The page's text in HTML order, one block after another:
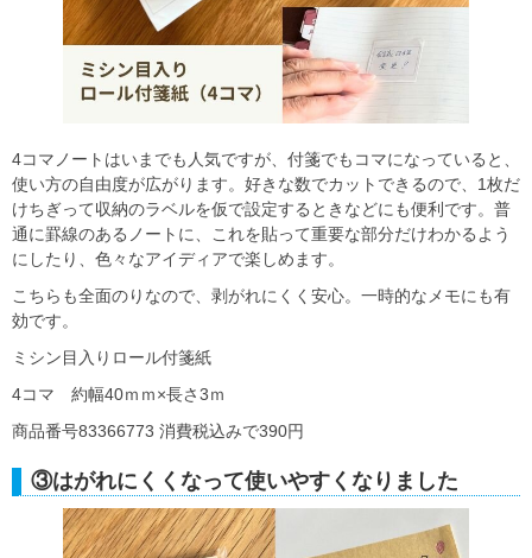
4コマノートはいまでも人気ですが、付箋でもコマになっていると、
使い方の自由度が広がります。好きな数でカットできるので、1枚だ
けちぎって収納のラベルを仮で設定するときなどにも便利です。普
通に罫線のあるノートに、これを貼って重要な部分だけわかるよう
にしたり、色々なアイディアで楽しめます。
こちらも全面のりなので、剥がれにくく安心。一時的なメモにも有
効です。
ミシン目入りロール付箋紙
4コマ 約幅40ｍｍ×長さ3ｍ
商品番号83366773 消費税込みで390円
③はがれにくくなって使いやすくなりました